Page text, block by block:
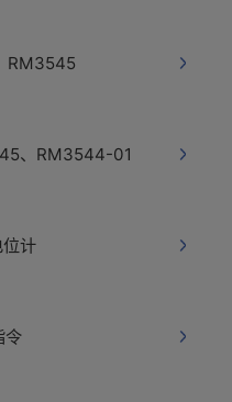
RM3545
、RM3544-01
计
令